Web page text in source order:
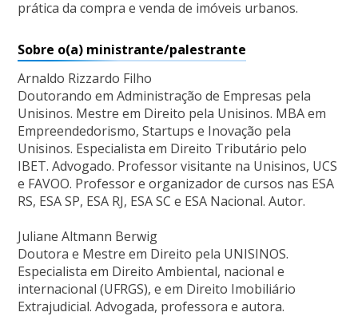
prática da compra e venda de imóveis urbanos.
Sobre o(a) ministrante/palestrante
Arnaldo Rizzardo Filho
Doutorando em Administração de Empresas pela
Unisinos. Mestre em Direito pela Unisinos. MBA em
Empreendedorismo, Startups e Inovação pela
Unisinos. Especialista em Direito Tributário pelo
IBET. Advogado. Professor visitante na Unisinos, UCS
e FAVOO. Professor e organizador de cursos nas ESA
RS, ESA SP, ESA RJ, ESA SC e ESA Nacional. Autor.
Juliane Altmann Berwig
Doutora e Mestre em Direito pela UNISINOS.
Especialista em Direito Ambiental, nacional e
internacional (UFRGS), e em Direito Imobiliário
Extrajudicial. Advogada, professora e autora.